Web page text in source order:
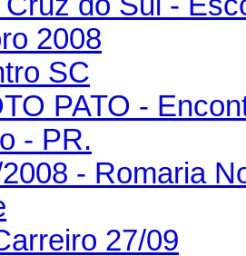
2008
SC
PATO -
- PR.
- Romaria
27/09